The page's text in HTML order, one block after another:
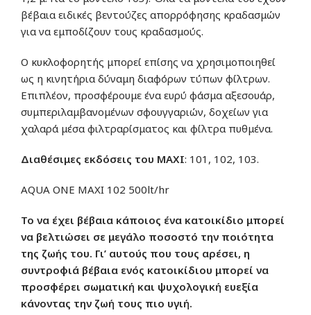
βέβαια ειδικές βεντούζες απορρόφησης κραδασμών
για να εμποδίζουν τους κραδασμούς.
Ο κυκλοφορητής μπορεί επίσης να χρησιμοποιηθεί
ως η κινητήρια δύναμη διαφόρων τύπων φίλτρων.
Επιπλέον, προσφέρουμε ένα ευρύ φάσμα αξεσουάρ,
συμπεριλαμβανομένων σφουγγαριών, δοχείων για
χαλαρά μέσα φιλτραρίσματος και φίλτρα πυθμένα.
Διαθέσιμες εκδόσεις του MAXI: 101, 102, 103.
AQUA ONE MAXI 102 500lt/hr
Το να έχει βέβαια κάποιος ένα κατοικίδιο μπορεί
να βελτιώσει σε μεγάλο ποσοστό την ποιότητα
της ζωής του. Γι’ αυτούς που τους αρέσει, η
συντροφιά βέβαια ενός κατοικίδιου μπορεί να
προσφέρει σωματική και ψυχολογική ευεξία
κάνοντας την ζωή τους πιο υγιή.